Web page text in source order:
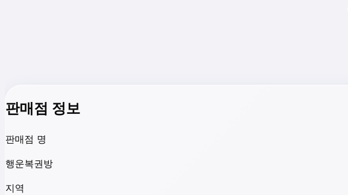
판매점 정보
판매점 명
행운복권방
지역